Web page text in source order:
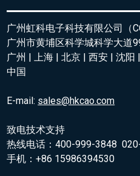
广州虹科电子科技有限公司（
广州市黄埔区科学城科学大道
广州 | 上海 | 北京 | 西安 | 沈阳
中国
E-mail: sales@hkcao.com
致电技术支持
热线电话：400-999-3848
手机：+86 15986394530